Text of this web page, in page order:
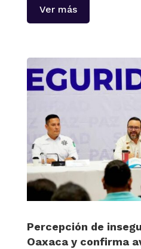
Ver más
Percepción de
Oaxaca y confirma